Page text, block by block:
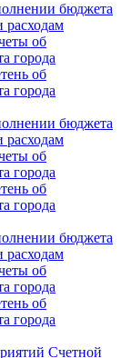
бюджета
расходам
об
города
об
города
бюджета
расходам
об
города
об
города
бюджета
расходам
об
города
об
города
Счетной